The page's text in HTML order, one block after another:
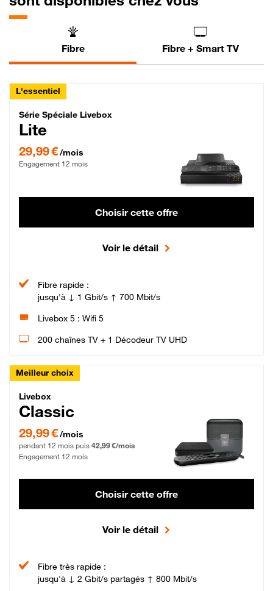
Fibre Fibre + Smart TV
L'essentiel
Série Spéciale Livebox Lite Fibre
Série Spéciale Livebox
Lite
29,99 €/mois
Engagement 12 mois
Choisir cette offre
Voir le détail
Fibre rapide :
jusqu'à ↓ 1 Gbit/s ↑ 700 Mbit/s
Livebox 5 : Wifi 5
200 chaînes TV + 1 Décodeur TV UHD
Meilleur choix
Livebox Classic Fibre
Livebox
Classic
29,99 € par mois pendant 12 mois puis 42,99 € par mois, Engagement 12 mois
29,99 €/mois
pendant 12 mois puis 42,99 €/mois
Engagement 12 mois
Choisir cette offre
Voir le détail
Fibre très rapide :
jusqu'à ↓ 2 Gbit/s partagés ↑ 800 Mbit/s